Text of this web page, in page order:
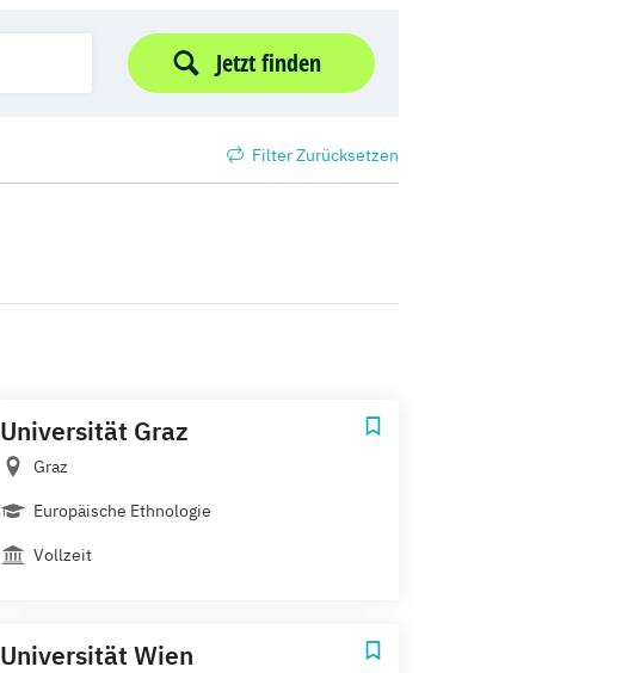
Jetzt finden
Filter Zurücksetzen
Universität Graz
Graz
Europäische Ethnologie
Vollzeit
Universität Wien